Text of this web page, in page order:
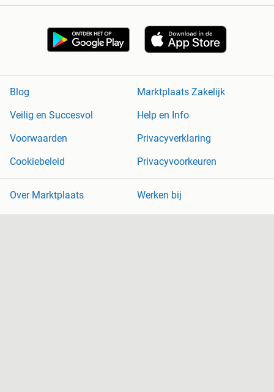
Blog
Marktplaats Zakelijk
Veilig en Succesvol
Help en Info
Voorwaarden
Privacyverklaring
Cookiebeleid
Privacyvoorkeuren
Over Marktplaats
Werken bij